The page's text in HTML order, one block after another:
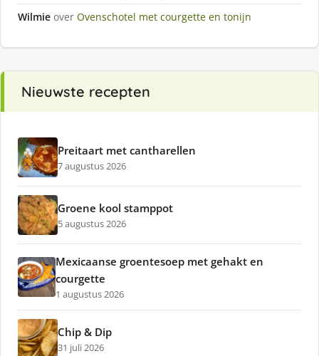
Wilmie over Ovenschotel met courgette en tonijn
Nieuwste recepten
Preitaart met cantharellen
7 augustus 2026
Groene kool stamppot
5 augustus 2026
Mexicaanse groentesoep met gehakt en
courgette
1 augustus 2026
Chip & Dip
31 juli 2026